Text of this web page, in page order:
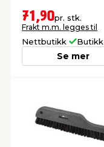
71,90pr. stk.
Frakt m.m. legges til
Nettbutikk Butikk
Se mer